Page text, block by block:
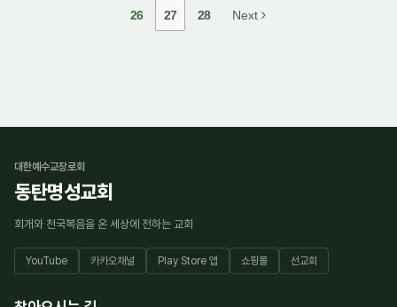
26 27 28 Next
대한예수교장로회
동탄명성교회
회개와 천국복음을 온 세상에 전하는 교회
YouTube 카카오채널 Play Store 앱 쇼핑몰 선교회